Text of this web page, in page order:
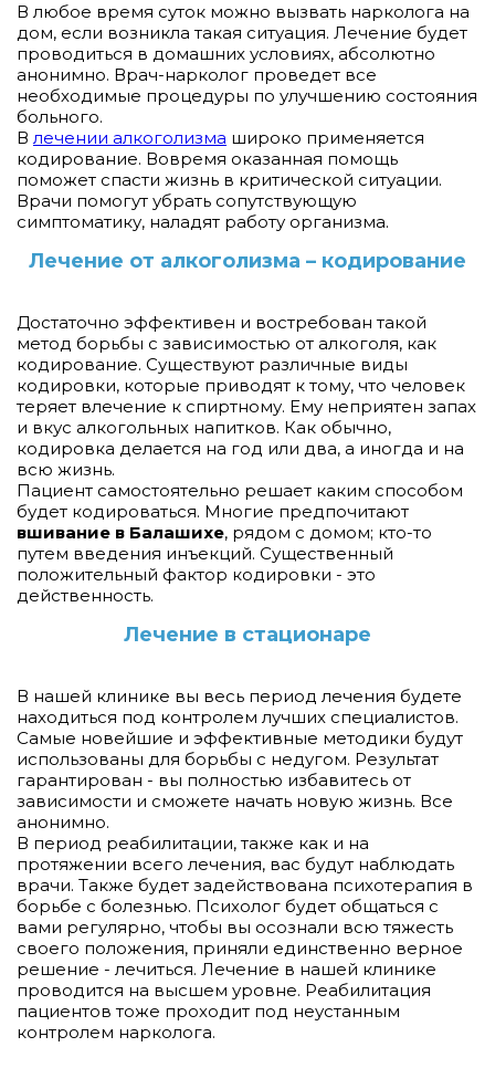
В любое время суток можно вызвать нарколога на
дом, если возникла такая ситуация. Лечение будет
проводиться в домашних условиях, абсолютно
анонимно. Врач-нарколог проведет все
необходимые процедуры по улучшению состояния
больного.
В лечении алкоголизма широко применяется
кодирование. Вовремя оказанная помощь
поможет спасти жизнь в критической ситуации.
Врачи помогут убрать сопутствующую
симптоматику, наладят работу организма.
Лечение от алкоголизма – кодирование
Достаточно эффективен и востребован такой
метод борьбы с зависимостью от алкоголя, как
кодирование. Существуют различные виды
кодировки, которые приводят к тому, что человек
теряет влечение к спиртному. Ему неприятен запах
и вкус алкогольных напитков. Как обычно,
кодировка делается на год или два, а иногда и на
всю жизнь.
Пациент самостоятельно решает каким способом
будет кодироваться. Многие предпочитают
вшивание в Балашихе, рядом с домом; кто-то
путем введения инъекций. Существенный
положительный фактор кодировки - это
действенность.
Лечение в стационаре
В нашей клинике вы весь период лечения будете
находиться под контролем лучших специалистов.
Самые новейшие и эффективные методики будут
использованы для борьбы с недугом. Результат
гарантирован - вы полностью избавитесь от
зависимости и сможете начать новую жизнь. Все
анонимно.
В период реабилитации, также как и на
протяжении всего лечения, вас будут наблюдать
врачи. Также будет задействована психотерапия в
борьбе с болезнью. Психолог будет общаться с
вами регулярно, чтобы вы осознали всю тяжесть
своего положения, приняли единственно верное
решение - лечиться. Лечение в нашей клинике
проводится на высшем уровне. Реабилитация
пациентов тоже проходит под неустанным
контролем нарколога.